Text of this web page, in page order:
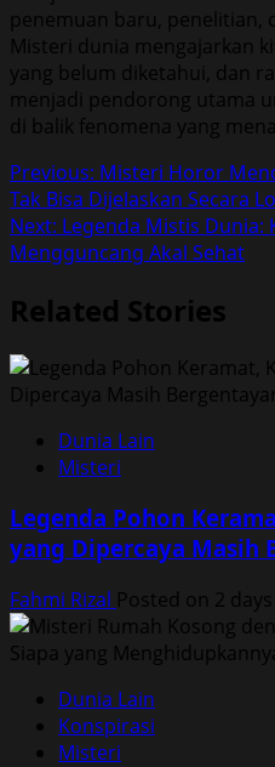
penemuan baru, penelitian,
Misteri dunia mengajarkan
yang belum diketahui, dan
menjadi pendorong utama
di balik fenomena yang
Post
navigation
Previous: Misteri Horor
Tak Bisa Dijelaskan Secara
Next: Legenda Mistis Dunia:
Mengguncang Akal Sehat
Related Stories
Dunia Lain
Misteri
Legenda Pohon
yang Dipercaya Masih
Fahmi Rizal Posted on 2
Dunia Lain
Konspirasi
Misteri